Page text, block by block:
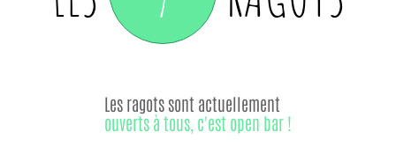
Les ragots sont actuellement
ouverts à tous, c'est open bar !